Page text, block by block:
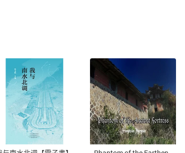
、AFTEE
退換貨規範
本店是否提供消費者保護法七日猶
之權利，遽消費者保護法及通訊交